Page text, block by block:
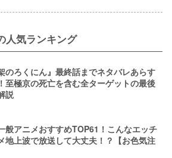
人気ランキング
のろくにん』最終話までネタバレあらす
至極京の死亡を含む全ターゲットの最後
説
般アニメおすすめTOP61！こんなエッチ
地上波で放送して大丈夫！？【お色気注